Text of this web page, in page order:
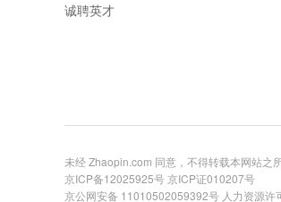
诚聘英才
未经 Zhaopin.com 同意，不得转载本网站之
京ICP备12025925号京ICP证010207号
京公网安备 11010502059392号 人力资源许